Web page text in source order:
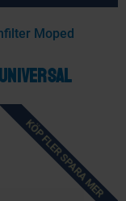
INTRESSERA
Moped
KÖP FLER SPARA MER